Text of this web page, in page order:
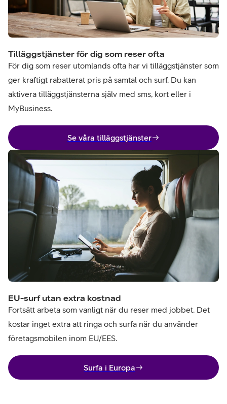
Tilläggstjänster för dig som reser ofta
För dig som reser utomlands ofta har vi tilläggstjänster som
ger kraftigt rabatterat pris på samtal och surf. Du kan
aktivera tilläggstjänsterna själv med sms, kort eller i
MyBusiness.
Se våra tilläggstjänster
EU-surf utan extra kostnad
Fortsätt arbeta som vanligt när du reser med jobbet. Det
kostar inget extra att ringa och surfa när du använder
företagsmobilen inom EU/EES.
Surfa i Europa